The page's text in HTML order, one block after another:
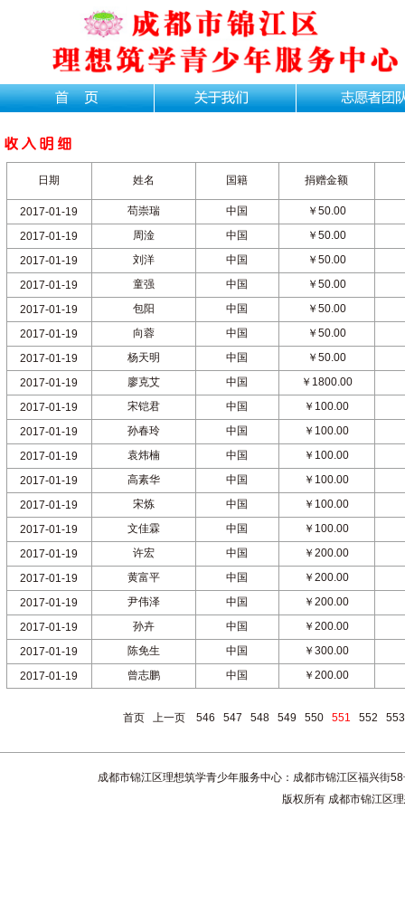
日期 姓名 国籍 捐赠金额
2017-01-19 苟崇瑞 中国
￥50.00
2017-01-19
周淦 中国
￥50.00
2017-01-19
刘洋 中国
￥50.00
2017-01-19
童强 中国
￥50.00
2017-01-19
包阳 中国
￥50.00
2017-01-19
向蓉 中国
￥50.00
2017-01-19
杨天明 中国
￥50.00
2017-01-19
廖克艾 中国
￥1800.00
2017-01-19
宋铠君 中国
￥100.00
2017-01-19
孙春玲 中国
￥100.00
2017-01-19
袁炜楠 中国
￥100.00
2017-01-19
高素华 中国
￥100.00
2017-01-19
宋炼 中国
￥100.00
2017-01-19
文佳霖 中国
￥100.00
2017-01-19
许宏 中国
￥200.00
2017-01-19
黄富平 中国
￥200.00
2017-01-19
尹伟泽 中国
￥200.00
2017-01-19
孙卉 中国
￥200.00
2017-01-19
陈免生 中国
￥300.00
2017-01-19
曾志鹏 中国 ￥200.00
首页 上一页 546 547 548 549 550 551 552 553
成都市锦江区理想筑学青少年服务中心：成都市锦江区福兴
版权所有 成都市锦江区